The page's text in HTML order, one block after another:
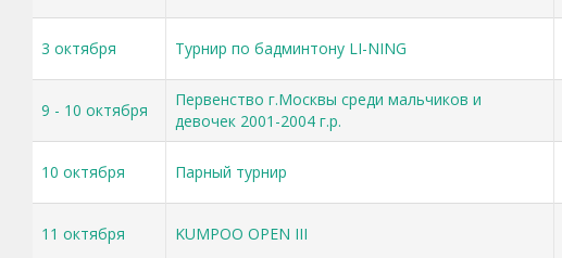
3 октября Турнир по бадминтону LI-NING
9 - 10 октября
Первенство г.Москвы среди мальчиков и
девочек 2001-2004 г.р.
10 октября Парный турнир
11 октября KUMPOO OPEN III